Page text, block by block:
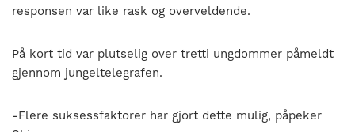
responsen var like rask og overveldende.
På kort tid var plutselig over tretti ungdommer påmeldt
gjennom jungeltelegrafen.
-Flere suksessfaktorer har gjort dette mulig, påpeker